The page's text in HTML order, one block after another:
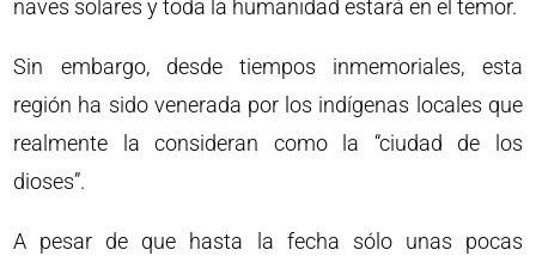
naves solares y toda la humanidad estará en el temor.
Sin embargo, desde tiempos inmemoriales, esta
región ha sido venerada por los indígenas locales que
realmente la consideran como la “ciudad de los
dioses”.
A pesar de que hasta la fecha sólo unas pocas